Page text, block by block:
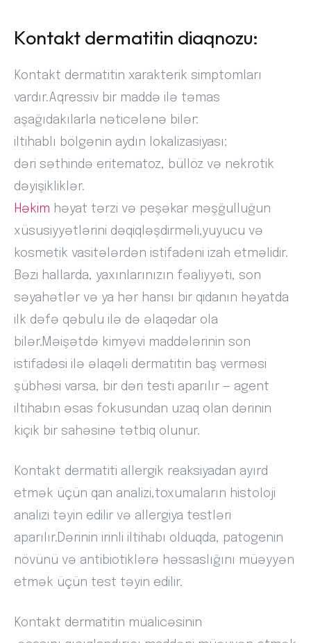
Kontakt dermatitin diaqnozu:
Kontakt dermatitin xarakterik simptomları
vardır.Aqressiv bir maddə ilə təmas
aşağıdakılarla nəticələnə bilər:
iltihablı bölgənin aydın lokalizasiyası;
dəri səthində eritematoz, büllöz və nekrotik
dəyişikliklər.
Həkim həyat tərzi və peşəkar məşğulluğun
xüsusiyyətlərini dəqiqləşdirməli,yuyucu və
kosmetik vasitələrdən istifadəni izah etməlidir.
Bəzi hallarda, yaxınlarınızın fəaliyyəti, son
səyahətlər və ya hər hansı bir qidanın həyatda
ilk dəfə qəbulu ilə də əlaqədar ola
bilər.Məişətdə kimyəvi maddələrinin son
istifadəsi ilə əlaqəli dermatitin baş verməsi
şübhəsi varsa, bir dəri testi aparılır — agent
iltihabın əsas fokusundan uzaq olan dərinin
kiçik bir sahəsinə tətbiq olunur.
Kontakt dermatiti allergik reaksiyadan ayırd
etmək üçün qan analizi,toxumaların histoloji
analizi təyin edilir və allergiya testləri
aparılır.Dərinin irinli iltihabı olduqda, patogenin
növünü və antibiotiklərə həssaslığını müəyyən
etmək üçün test təyin edilir.
Kontakt dermatitin müalicəsinin